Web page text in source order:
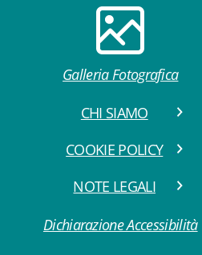
Galleria Fotografica
CHI SIAMO
COOKIE POLICY
NOTE LEGALI
Dichiarazione Accessibilità